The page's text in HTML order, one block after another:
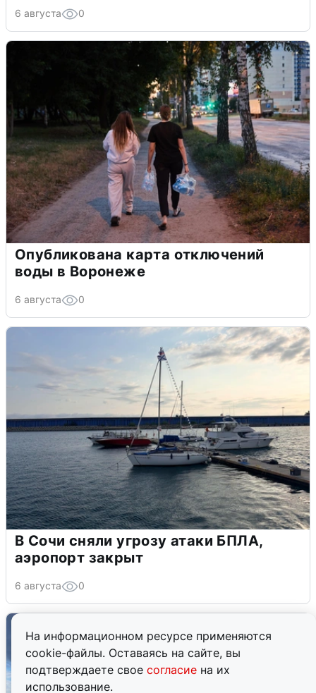
На информационном ресурсе применяются
cookie-файлы. Оставаясь на сайте, вы
подтверждаете свое согласие на их
использование.
6 августа 0
Опубликована карта отключений
воды в Воронеже
6 августа 0
В Сочи сняли угрозу атаки БПЛА,
аэропорт закрыт
6 августа 0